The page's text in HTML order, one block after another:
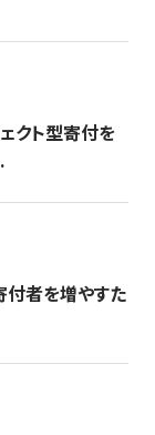
クト型寄付を
付者を増やすた